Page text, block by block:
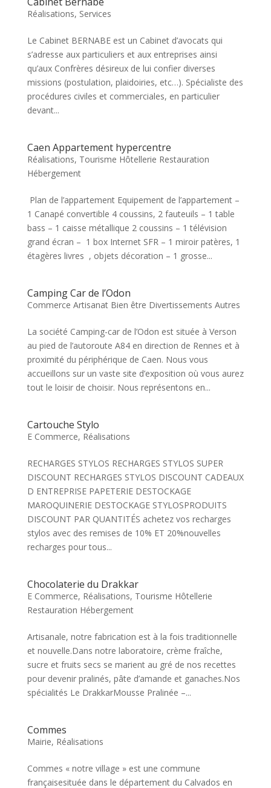
Réalisations, Services
Le Cabinet BERNABE est un Cabinet d’avocats qui
s’adresse aux particuliers et aux entreprises ainsi
qu’aux Confrères désireux de lui confier diverses
missions (postulation, plaidoiries, etc…). Spécialiste des
procédures civiles et commerciales, en particulier
devant...
Caen Appartement hypercentre
Réalisations, Tourisme Hôtellerie Restauration
Hébergement
Plan de l’appartement Equipement de l’appartement –
1 Canapé convertible 4 coussins, 2 fauteuils – 1 table
bass – 1 caisse métallique 2 coussins – 1 télévision
grand écran – 1 box Internet SFR – 1 miroir patères, 1
étagères livres , objets décoration – 1 grosse...
Camping Car de l’Odon
Commerce Artisanat Bien être Divertissements Autres
La société Camping-car de l’Odon est située à Verson
au pied de l’autoroute A84 en direction de Rennes et à
proximité du périphérique de Caen. Nous vous
accueillons sur un vaste site d’exposition où vous aurez
tout le loisir de choisir. Nous représentons en...
Cartouche Stylo
E Commerce, Réalisations
RECHARGES STYLOS RECHARGES STYLOS SUPER
DISCOUNT RECHARGES STYLOS DISCOUNT CADEAUX
D ENTREPRISE PAPETERIE DESTOCKAGE
MAROQUINERIE DESTOCKAGE STYLOSPRODUITS
DISCOUNT PAR QUANTITÉS achetez vos recharges
stylos avec des remises de 10% ET 20%nouvelles
recharges pour tous...
Chocolaterie du Drakkar
E Commerce, Réalisations, Tourisme Hôtellerie
Restauration Hébergement
Artisanale, notre fabrication est à la fois traditionnelle
et nouvelle.Dans notre laboratoire, crème fraîche,
sucre et fruits secs se marient au gré de nos recettes
pour devenir pralinés, pâte d’amande et ganaches.Nos
spécialités Le DrakkarMousse Pralinée –...
Commes
Mairie, Réalisations
Commes « notre village » est une commune
françaisesituée dans le département du Calvados en